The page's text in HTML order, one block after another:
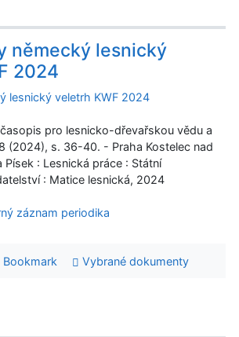
německý lesnický
2024
lesnický veletrh KWF 2024
pro lesnicko-dřevařskou vědu a
(2024), s. 36-40. - Praha Kostelec nad
Písek : Lesnická práce : Státní
: Matice lesnická, 2024
záznam periodika
Bookmark Vybrané dokumenty